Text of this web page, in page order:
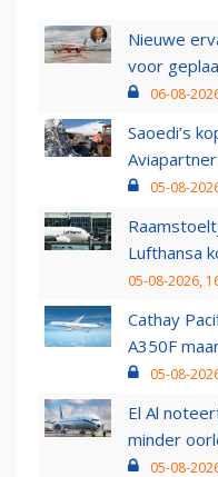
Nieuwe
voor
06-08-
Saoedi’s
05-08-
Lufthansa
05-08-2026,
Cathay
A350F
05-08-
El Al
minder
05-08-